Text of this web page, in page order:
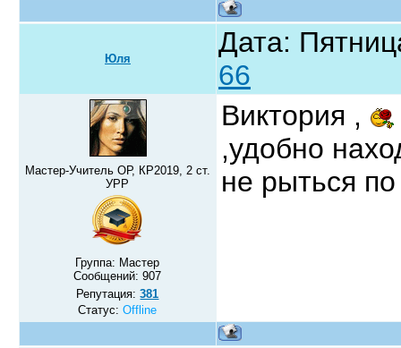
Юля
Дата:
66
Мастер-Учитель ОР, КР2019, 2 ст.
УРР
Группа: Мастер
Сообщений:907
Репутация:381
Статус:Offline
Виктория ,
,удобно
не рыться